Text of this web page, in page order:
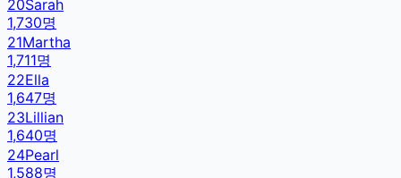
20Sarah
1,730명
21Martha
1,711명
22Ella
1,647명
23Lillian
1,640명
24Pearl
1,588명